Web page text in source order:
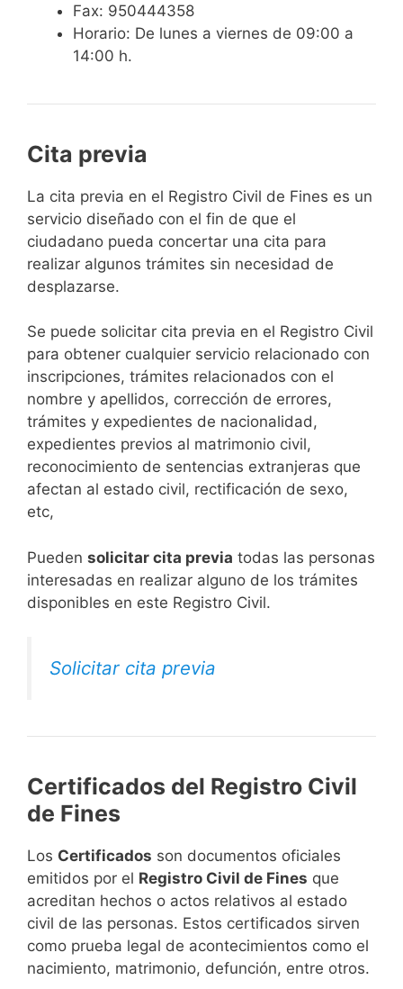
Fax: 950444358
Horario: De lunes a viernes de 09:00 a
14:00 h.
Cita previa
​​​​​​​​​​​​​​​​​​​​​​​​​​​​La cita previa en el Registro Civil de Fines es un
servicio diseñado con el fin de que el
ciudadano pueda concertar una cita para
realizar algunos trámites sin necesidad de
desplazarse.​
Se puede solicitar cita previa en el Registro Civil
para obtener cualquier servicio relacionado con
inscripciones, trámites relacionados con el
nombre y apellidos, corrección de errores,
trámites y expedientes de nacionalidad,
expedientes previos al matrimonio civil,
reconocimiento de sentencias extranjeras que
afectan al estado civil, rectificación de sexo,
etc,
​Pueden solicitar cita previa todas las personas
interesadas en realizar alguno de los trámites
disponibles en este Registro Civil.​
Solicitar cita previa
Certificados del Registro Civil
de Fines
Los Certificados son documentos oficiales
emitidos por el Registro Civil de Fines que
acreditan hechos o actos relativos al estado
civil de las personas. Estos certificados sirven
como prueba legal de acontecimientos como el
nacimiento, matrimonio, defunción, entre otros.